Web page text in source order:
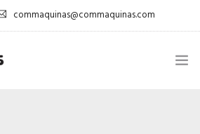
commaquinas@commaquinas.com